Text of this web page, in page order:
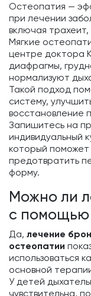
Остеопатия —
при лечении
включая
Мягкие
центре доктора
диафрагмы,
нормализуют
Такой подход
систему,
восстановление
Запишитесь на
индивидуальный
который поможет
предотвратить
форму.
Можно ли
с помощью
Да, лечение
остеопатии
использоваться
основной
У детей
чувствительна,